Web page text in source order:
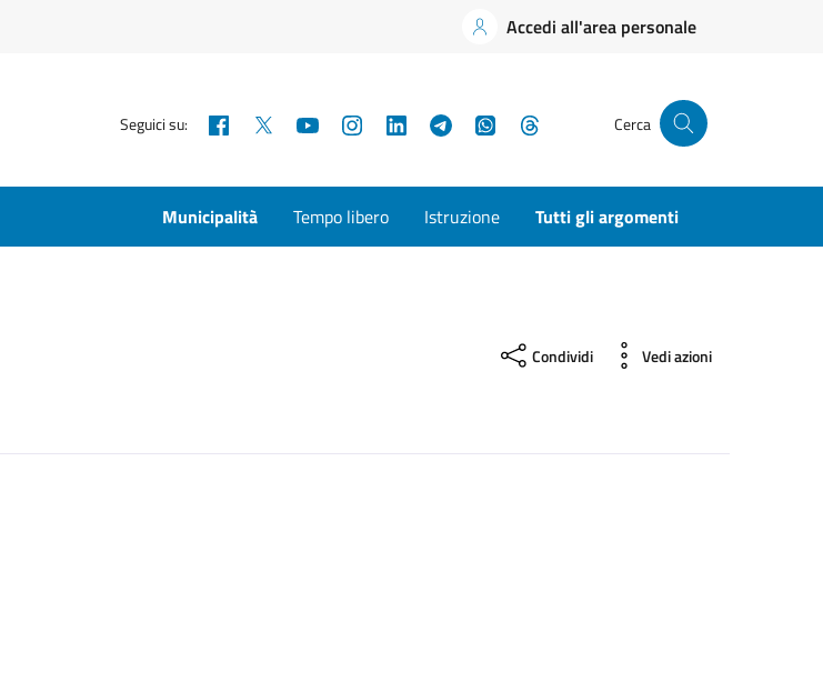
Accedi all'area personale
Seguici su: Facebook YouTubeInstagramLinkedInTelegramWhatsApp Cerca
Municipalità Tempo libero Istruzione Tutti gli argomenti
Condividi Vedi azioni